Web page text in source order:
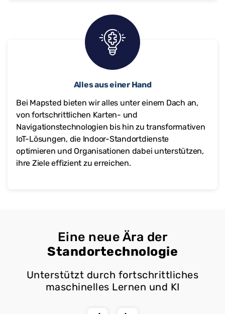
Alles aus einer Hand
Bei Mapsted bieten wir alles unter einem Dach an,
von fortschrittlichen Karten- und
Navigationstechnologien bis hin zu transformativen
IoT-Lösungen, die Indoor-Standortdienste
optimieren und Organisationen dabei unterstützen,
ihre Ziele effizient zu erreichen.
Eine neue Ära der
Standortechnologie
Unterstützt durch fortschrittliches
maschinelles Lernen und KI